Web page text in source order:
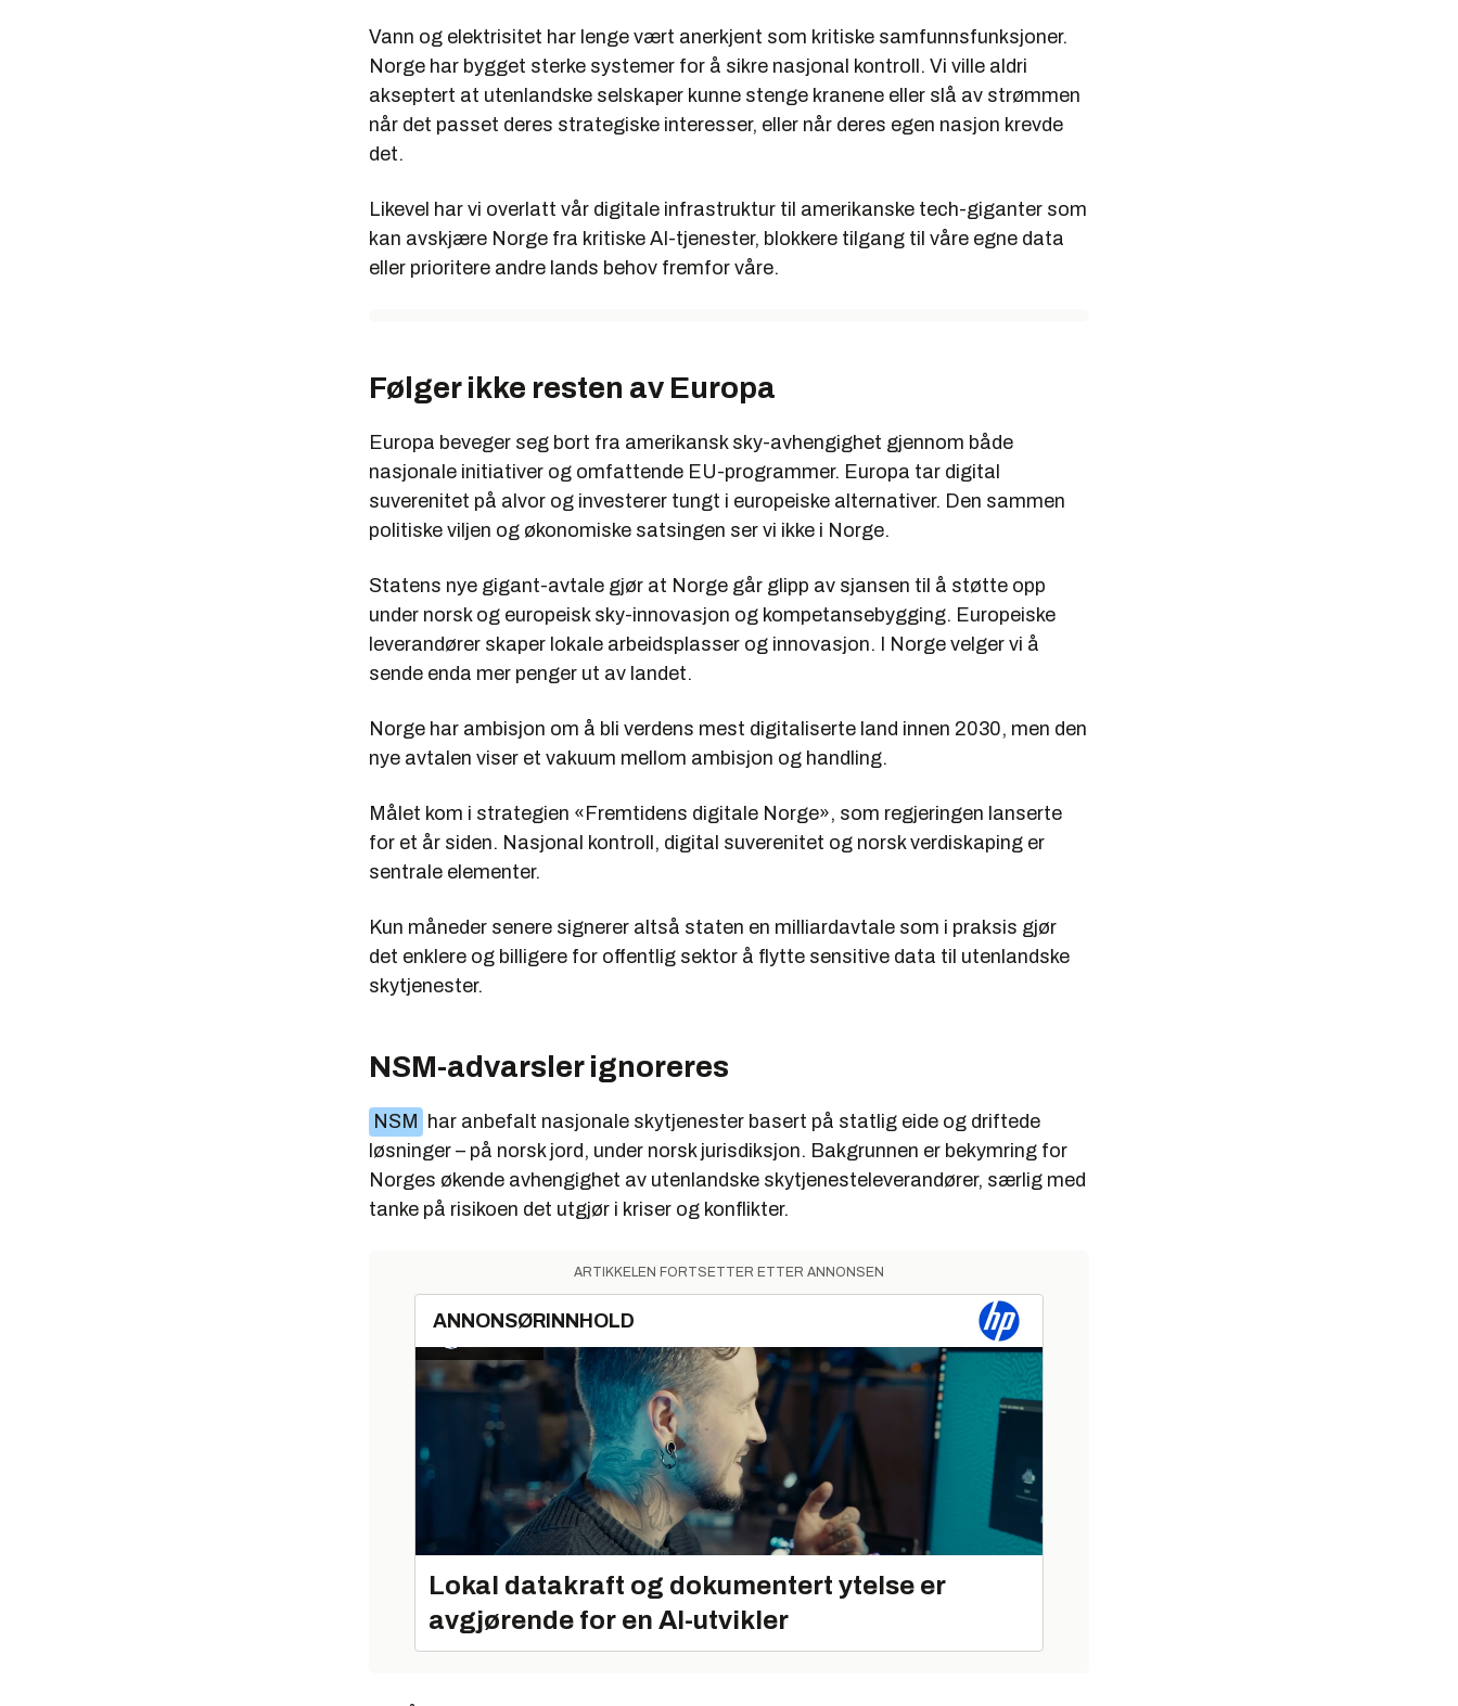
Vann og elektrisitet har lenge vært anerkjent som kritiske samfunnsfunksjoner.
Norge har bygget sterke systemer for å sikre nasjonal kontroll. Vi ville aldri
akseptert at utenlandske selskaper kunne stenge kranene eller slå av strømmen
når det passet deres strategiske interesser, eller når deres egen nasjon krevde
det.
Likevel har vi overlatt vår digitale infrastruktur til amerikanske tech-giganter som
kan avskjære Norge fra kritiske AI-tjenester, blokkere tilgang til våre egne data
eller prioritere andre lands behov fremfor våre.
Følger ikke resten av Europa
Europa beveger seg bort fra amerikansk sky-avhengighet gjennom både
nasjonale initiativer og omfattende EU-programmer. Europa tar digital
suverenitet på alvor og investerer tungt i europeiske alternativer. Den sammen
politiske viljen og økonomiske satsingen ser vi ikke i Norge.
Statens nye gigant-avtale gjør at Norge går glipp av sjansen til å støtte opp
under norsk og europeisk sky-innovasjon og kompetansebygging. Europeiske
leverandører skaper lokale arbeidsplasser og innovasjon. I Norge velger vi å
sende enda mer penger ut av landet.
Norge har ambisjon om å bli verdens mest digitaliserte land innen 2030, men den
nye avtalen viser et vakuum mellom ambisjon og handling.
Målet kom i strategien «Fremtidens digitale Norge», som regjeringen lanserte
for et år siden. Nasjonal kontroll, digital suverenitet og norsk verdiskaping er
sentrale elementer.
Kun måneder senere signerer altså staten en milliardavtale som i praksis gjør
det enklere og billigere for offentlig sektor å flytte sensitive data til utenlandske
skytjenester.
NSM-advarsler ignoreres
NSM
har anbefalt nasjonale skytjenester basert på statlig eide og driftede
løsninger – på norsk jord, under norsk jurisdiksjon. Bakgrunnen er bekymring for
Norges økende avhengighet av utenlandske skytjenesteleverandører, særlig med
tanke på risikoen det utgjør i kriser og konflikter.
ARTIKKELEN FORTSETTER ETTER ANNONSEN
ANNONSØRINNHOLD
Lokal datakraft og dokumentert ytelse er
avgjørende for en AI-utvikler